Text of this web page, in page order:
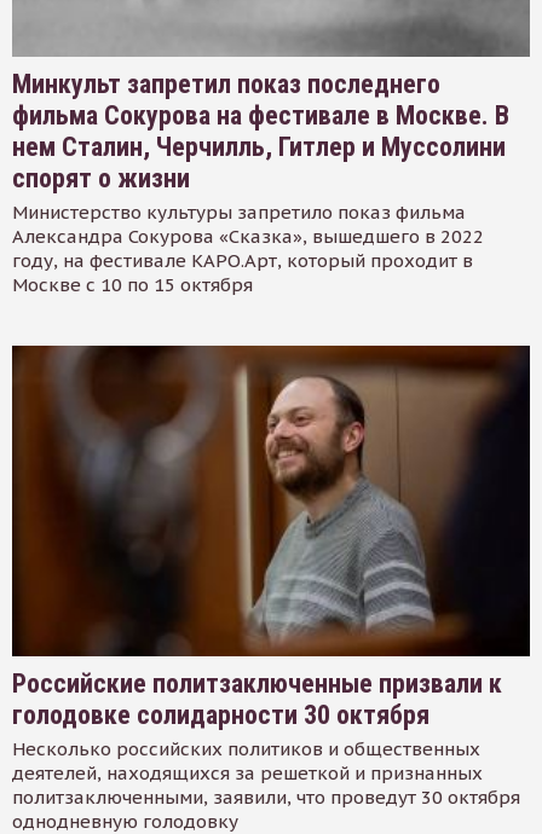
Минкульт запретил показ последнего
фильма Сокурова на фестивале в Москве. В
нем Сталин, Черчилль, Гитлер и Муссолини
спорят о жизни
Министерство культуры запретило показ фильма
Александра Сокурова «Сказка», вышедшего в 2022
году, на фестивале КАРО.Арт, который проходит в
Москве с 10 по 15 октября
Российские политзаключенные призвали к
голодовке солидарности 30 октября
Несколько российских политиков и общественных
деятелей, находящихся за решеткой и признанных
политзаключенными, заявили, что проведут 30 октября
однодневную голодовку